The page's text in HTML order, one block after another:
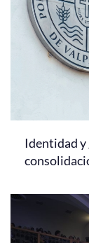
Identidad y